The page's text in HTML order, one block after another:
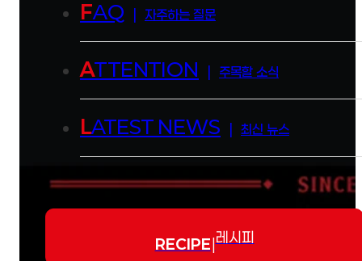
FAQ 자주하는 질문
ATTENTION 주목할 소식
LATEST NEWS 최신 뉴스
RECIPE |레시피